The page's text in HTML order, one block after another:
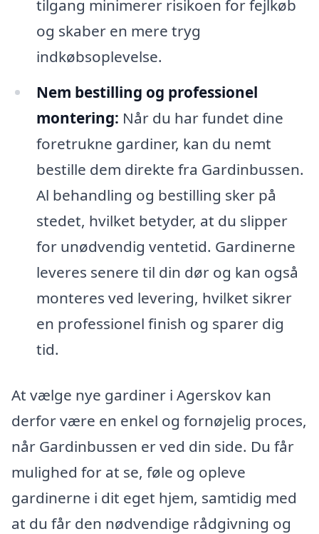
tilgang minimerer risikoen for fejlkøb
og skaber en mere tryg
indkøbsoplevelse.
Nem bestilling og professionel
montering: Når du har fundet dine
foretrukne gardiner, kan du nemt
bestille dem direkte fra Gardinbussen.
Al behandling og bestilling sker på
stedet, hvilket betyder, at du slipper
for unødvendig ventetid. Gardinerne
leveres senere til din dør og kan også
monteres ved levering, hvilket sikrer
en professionel finish og sparer dig
tid.
At vælge nye gardiner i Agerskov kan
derfor være en enkel og fornøjelig proces,
når Gardinbussen er ved din side. Du får
mulighed for at se, føle og opleve
gardinerne i dit eget hjem, samtidig med
at du får den nødvendige rådgivning og